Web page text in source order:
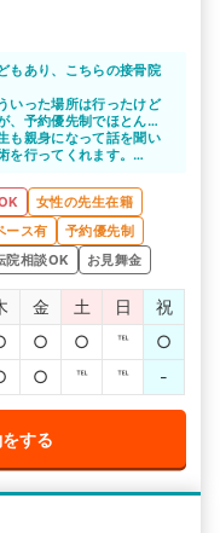
もあり、こちらの接骨院
って、ヒアリングしても
いった場所は行ったけど
、予約優先制でほとんど
た！
的に通院しています。
も親身になって話を聞い
行ってくれます。
女性の先生在籍
ース有
予約優先制
院相談OK お見舞金
金 土 日
祝
○ ○ ℡
○
○ ℡ ℡ -
する